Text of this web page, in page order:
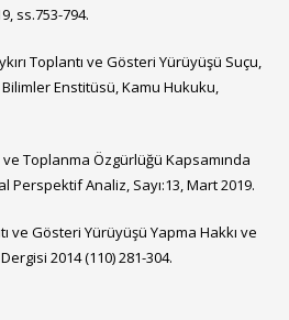
ss.753-794.
Toplantı ve Gösteri Yürüyüşü Suçu,
Enstitüsü, Kamu Hukuku,
Toplanma Özgürlüğü Kapsamında
Perspektif Analiz, Sayı:13, Mart 2019.
ve Gösteri Yürüyüşü Yapma Hakkı ve
2014 (110) 281-304.